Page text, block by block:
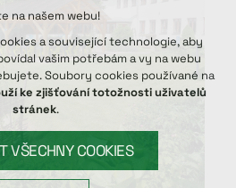
na našem webu!
a související technologie, aby
vašim potřebám a vy na webu
Soubory cookies používané na
ke zjišťování totožnosti uživatelů
stránek.
VŠECHNY COOKIES